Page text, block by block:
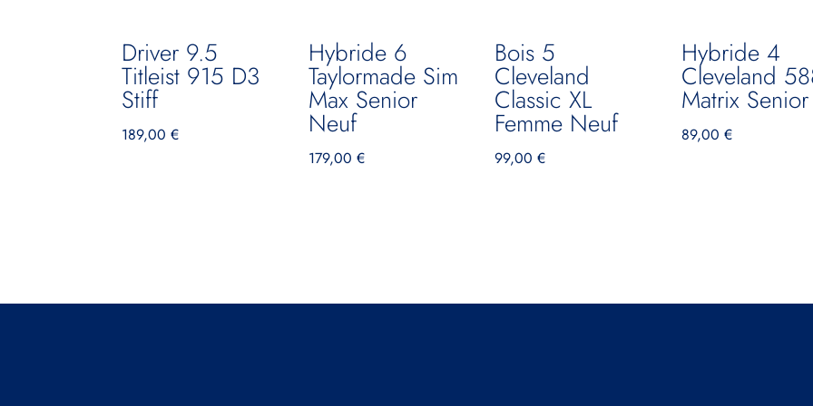
Driver 9.5
Titleist 915 D3
Stiff
189,00€
Hybride 6
Taylormade Sim
Max Senior
Neuf
179,00 €
Bois 5
Cleveland
Classic XL
Femme Neuf
99,00€
Hybride 4
Cleveland
Matrix Senior
89,00 €